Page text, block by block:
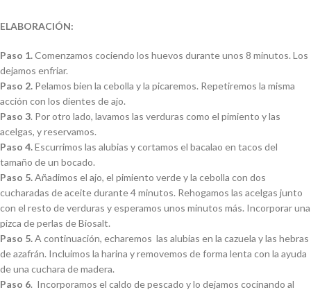
ELABORACIÓN:
Paso 1.Comenzamos cociendo los huevos durante unos 8 minutos. Los
dejamos enfriar.
Paso 2. Pelamos bien la cebolla y la picaremos. Repetiremos la misma
acción con los dientes de ajo.
Paso 3. Por otro lado, lavamos las verduras como el pimiento y las
acelgas, y reservamos.
Paso 4.Escurrimos las alubias y cortamos el bacalao en tacos del
tamaño de un bocado.
Paso 5.Añadimos el ajo, el pimiento verde y la cebolla con dos
cucharadas de aceite durante 4 minutos. Rehogamos las acelgas junto
con el resto de verduras y esperamos unos minutos más. Incorporar una
pizca de perlas de Biosalt.
Paso 5.A continuación, echaremos las alubias en la cazuela y las hebras
de azafrán. Incluimos la harina y removemos de forma lenta con la ayuda
de una cuchara de madera.
Paso 6. Incorporamos el caldo de pescado y lo dejamos cocinando al